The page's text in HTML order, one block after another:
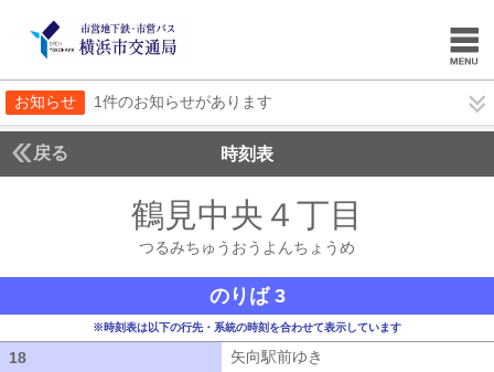
お知らせ 1件のお知らせがあります
戻る 時刻表
鶴見中央４丁目
つるみちゅうおうよんちょうめ
のりば 3
※時刻表は以下の行先・系統の時刻を合わせて表示しています
18 矢向駅前ゆき